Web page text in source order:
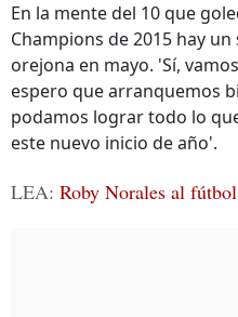
En la mente del 10 que
Champions de 2015 hay
orejona en mayo. 'Sí,
espero que arranquemos
podamos lograr todo lo
este nuevo inicio de año'.
LEA: Roby Norales al